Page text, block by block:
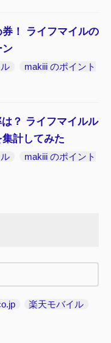
！ ライフマイルの
ン
makiii のポイント
？ ライフマイルル
計してみた
makiii のポイント
楽天モバイル